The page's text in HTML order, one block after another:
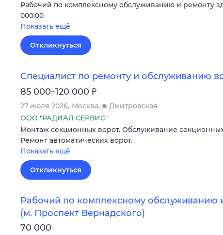
Рабочий по комплексному обслуживанию и ремонту
000.00
Показать ещё
Откликнуться
Специалист по ремонту и обслуживанию
85 000–120 000 ₽
27 июля 2026 Москва
Дмитровская
ООО "РАДИАЛ СЕРВИС"
Монтаж секционных ворот. Обслуживание
Ремонт автоматических ворот.
Показать ещё
Откликнуться
Рабочий по комплексному обслуживанию
(м. Проспект Вернадского)
70 000